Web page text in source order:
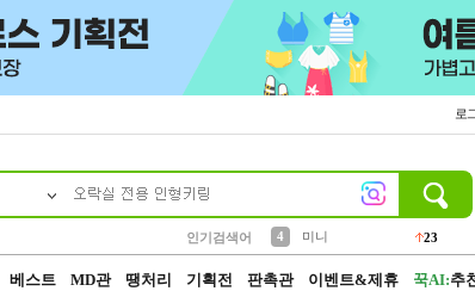
로
인기검색어
4
미니
23
베스트 MD관 땡처리 기획전 판촉관 이벤트&제휴 꾹AI:추